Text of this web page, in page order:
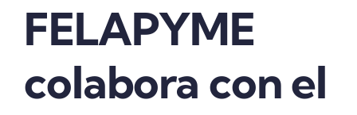
FELAPYME
colabora con el